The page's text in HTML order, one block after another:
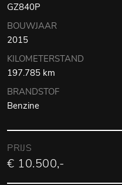
GZ840P
BOUWJAAR
2015
KILOMETERSTAND
197.785 km
BRANDSTOF
Benzine
PRIJS
€ 10.500,-